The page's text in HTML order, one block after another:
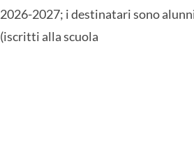
2026-2027; i destinatari sono
(iscritti alla scuola